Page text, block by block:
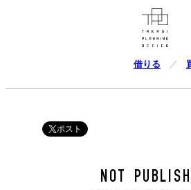
借りる
ポスト
NOT